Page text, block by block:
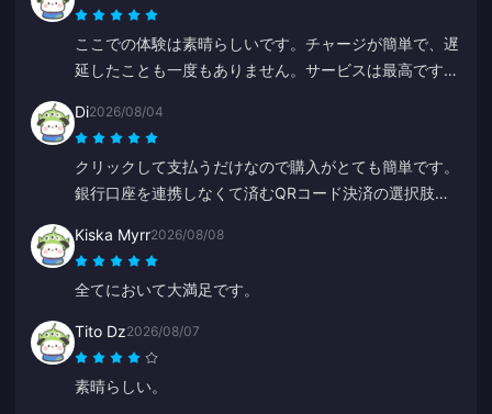
ここでの体験は素晴らしいです。チャージが簡単で、遅
延したことも一度もありません。サービスは最高です。
Di2026/08/04
クリックして支払うだけなので購入がとても簡単です。
銀行口座を連携しなくて済むQRコード決済の選択肢が
Kiska Myrr2026/08/08
全てにおいて大満足です。
Tito Dz2026/08/07
素晴らしい。